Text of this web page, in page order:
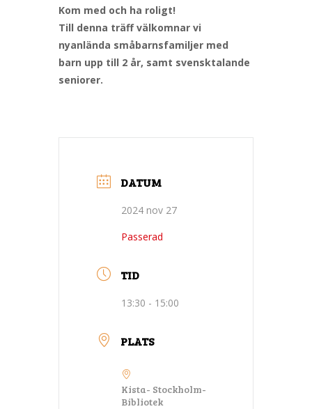
Kom med och ha roligt!
Till denna träff välkomnar vi
nyanlända småbarnsfamiljer med
barn upp till 2 år, samt svensktalande
seniorer.
DATUM
2024 nov 27
Passerad
TID
13:30 - 15:00
PLATS
Kista- Stockholm-
Bibliotek